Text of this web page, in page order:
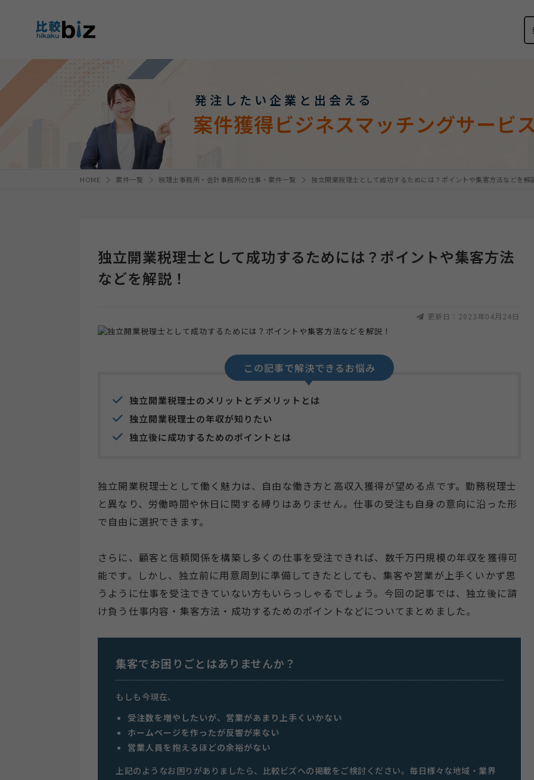
発注したい企業と出会える
案件獲得ビジネスマッチングサービ
HOME 案件一覧 税理士事務所・会計事務所の仕事・案件一覧 独立開業税理士として成功するためには？ポイントや集客方法などを解
独立開業税理士として成功するためには？ポイントや集客方法
などを解説！
更新日：2023年04月24日
この記事で解決できるお悩み
独立開業税理士のメリットとデメリットとは
独立開業税理士の年収が知りたい
独立後に成功するためのポイントとは
独立開業税理士として働く魅力は、自由な働き方と高収入獲得が望める点です。勤務税理士
と異なり、労働時間や休日に関する縛りはありません。仕事の受注も自身の意向に沿った形
で自由に選択できます。
さらに、顧客と信頼関係を構築し多くの仕事を受注できれば、数千万円規模の年収を獲得可
能です。しかし、独立前に用意周到に準備してきたとしても、集客や営業が上手くいかず思
うように仕事を受注できていない方もいらっしゃるでしょう。今回の記事では、独立後に請
け負う仕事内容・集客方法・成功するためのポイントなどについてまとめました。
集客でお困りごとはありませんか？
もしも今現在、
受注数を増やしたいが、営業があまり上手くいかない
ホームページを作ったが反響が来ない
営業人員を抱えるほどの余裕がない
上記のようなお困りがありましたら、比較ビズへの掲載をご検討ください。毎日様々な地域・業界